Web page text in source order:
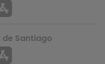
de Santiago